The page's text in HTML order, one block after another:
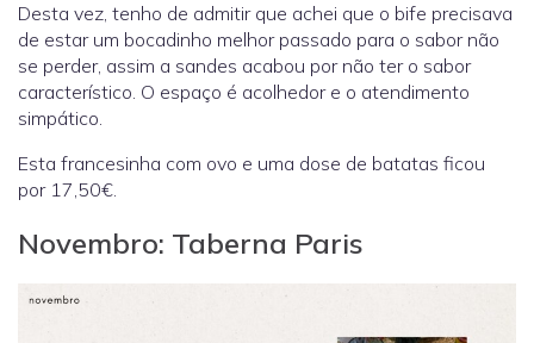
Desta vez, tenho de admitir que achei que o bife precisava
de estar um bocadinho melhor passado para o sabor não
se perder, assim a sandes acabou por não ter o sabor
característico. O espaço é acolhedor e o atendimento
simpático.
Esta francesinha com ovo e uma dose de batatas ficou
por 17,50€.
Novembro: Taberna Paris